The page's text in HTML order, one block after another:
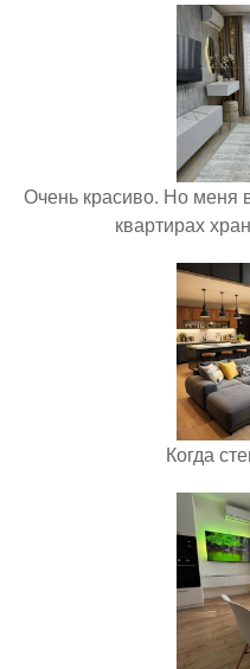
Очень красиво. Но меня
квартирах
Когда